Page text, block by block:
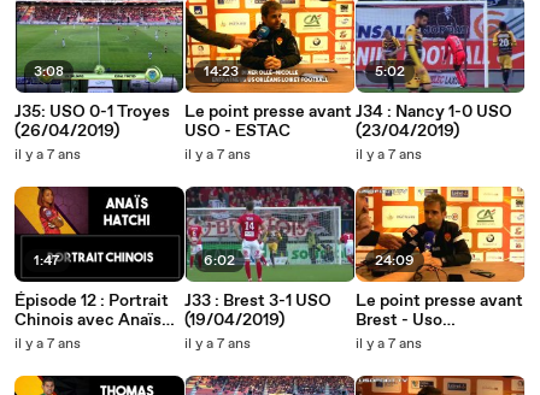
3:08
J35: USO 0-1 Troyes
(26/04/2019)
il y a 7 ans
1:47
Épisode 12 : Portrait
Chinois avec Anaïs
Hatchi
il y a 7 ans
14:23
Le point presse avant
USO - ESTAC
il y a 7 ans
6:02
J33 : Brest 3-1 USO
(19/04/2019)
il y a 7 ans
5:02
J34 : Nancy 1-0 USO
(23/04/2019)
il y a 7 ans
24:09
Le point presse avant
Brest - Uso
(18/04/2019)
il y a 7 ans